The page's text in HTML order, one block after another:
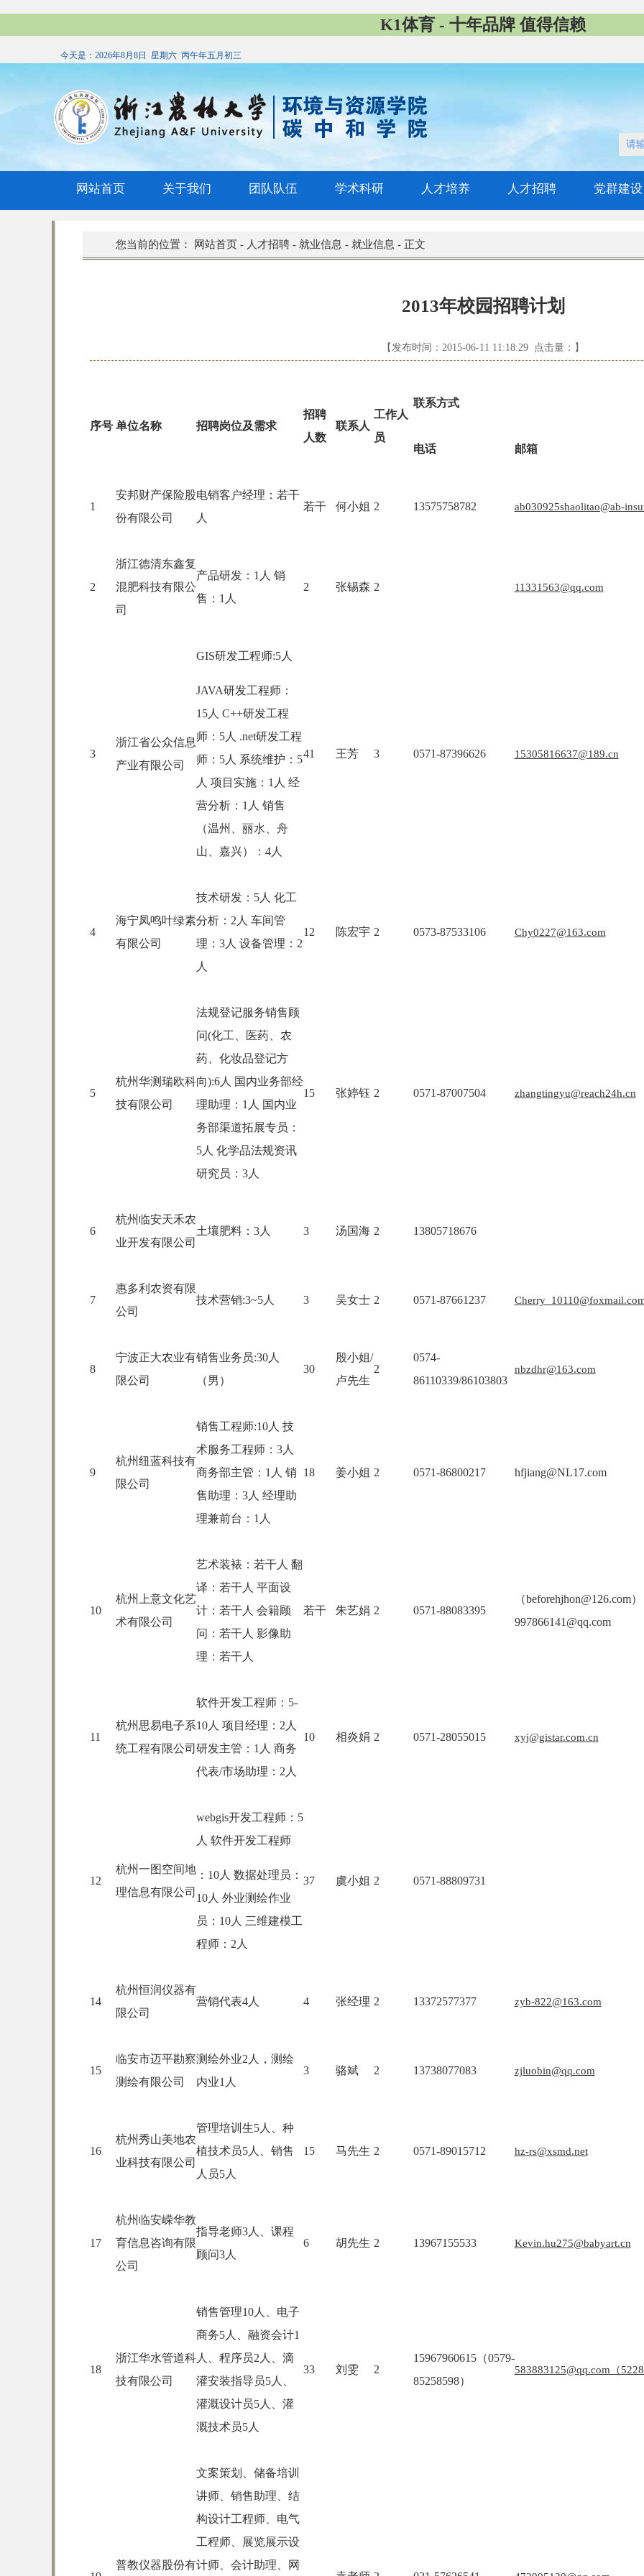
K1体育 - 十年品牌 值得信赖
今天是： 2026年8月8日 星期六 丙午年五月初三
网站首页 关于我们 团队队伍 学术科研 人才培养 人才招聘 党群建设
您当前的位置： 网站首页- 人才招聘- 就业信息 - 就业信息 - 正文
2013年校园招聘计划
【发布时间：2015-06-11 11:18:29 点击量： 】
序号 单位名称 招聘岗位及需求
招聘
人数
联系人
工作人
员
联系方式
电话 邮箱
1
安邦财产保险股
份有限公司
电销客户经理：若干
人
若干 何小姐 2 13575758782 ab030925shaolitao@ab-
2
浙江德清东鑫复
混肥科技有限公
司
产品研发：1人 销
售：1人
2 张锡森 2 11331563@qq.com
3
浙江省公众信息
产业有限公司
GIS研发工程师:5人
JAVA研发工程师：
15人 C++研发工程
师：5人 .net研发工程
师：5人 系统维护：5
人 项目实施：1人 经
营分析：1人 销售
（温州、丽水、舟
山、嘉兴）：4人
41 王芳 3 0571-87396626 15305816637@189.cn
4
海宁凤鸣叶绿素
有限公司
技术研发：5人 化工
分析：2人 车间管
理：3人 设备管理：2
人
12 陈宏宇 2 0573-87533106 Chy0227@163.com
5
杭州华测瑞欧科
技有限公司
法规登记服务销售顾
问(化工、医药、农
药、化妆品登记方
向):6人 国内业务部经
理助理：1人 国内业
务部渠道拓展专员：
5人 化学品法规资讯
研究员：3人
15 张婷钰 2 0571-87007504 zhangtingyu@reach24h.cn
6
杭州临安天禾农
业开发有限公司
土壤肥料：3人 3 汤国海 2 13805718676
7
惠多利农资有限
公司
技术营销:3~5人 3 吴女士 2 0571-87661237
8
宁波正大农业有
限公司
销售业务员:30人
（男）
30
殷小姐/
卢先生
2
0574-
86110339/86103803
nbzdhr@163.com
9
杭州纽蓝科技有
限公司
销售工程师:10人 技
术服务工程师：3人
商务部主管：1人 销
售助理：3人 经理助
理兼前台：1人
18 姜小姐 2 0571-86800217 hfjiang@NL17.com
10
杭州上意文化艺
术有限公司
艺术装裱：若干人 翻
译：若干人 平面设
计：若干人 会籍顾
问：若干人 影像助
理：若干人
若干 朱艺娟 2 0571-88083395
（beforehjhon@126.com）
997866141@qq.com
11
杭州思易电子系
统工程有限公司
软件开发工程师：5-
10人 项目经理：2人
研发主管：1人 商务
代表/市场助理：2人
10 相炎娟 2 0571-28055015 xyj@gistar.com.cn
12
杭州一图空间地
理信息有限公司
webgis开发工程师：5
人 软件开发工程师
：10人 数据处理员：
10人 外业测绘作业
员：10人 三维建模工
程师：2人
37 虞小姐 2 0571-88809731
14
杭州恒润仪器有
限公司
营销代表4人 4 张经理 2 13372577377 zyb-822@163.com
15
临安市迈平勘察
测绘有限公司
测绘外业2人，测绘
内业1人
3 骆斌 2 13738077083 zjluobin@qq.com
16
杭州秀山美地农
业科技有限公司
管理培训生5人、种
植技术员5人、销售
人员5人
15 马先生 2 0571-89015712 hz-rs@xsmd.net
17
杭州临安嵘华教
育信息咨询有限
公司
指导老师3人、课程
顾问3人
6 胡先生 2 13967155533 Kevin.hu275@babyart.cn
18
浙江华水管道科
技有限公司
销售管理10人、电子
商务5人、融资会计1
人、程序员2人、滴
灌安装指导员5人、
灌溉设计员5人、灌
溉技术员5人
33 刘雯 2
15967960615（0579-
85258598）
583883125@qq.com（
普教仪器股份有
文案策划、储备培训
讲师、销售助理、结
构设计工程师、电气
工程师、展览展示设
计师、会计助理、网